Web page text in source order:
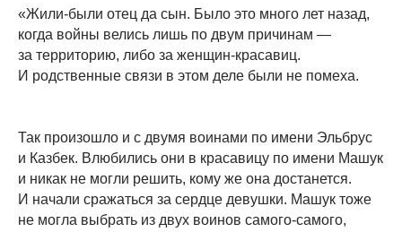
«Жили-были отец да сын. Было это много лет назад,
когда войны велись лишь по двум причинам —
за территорию, либо за женщин-красавиц.
И родственные связи в этом деле были не помеха.
Так произошло и с двумя воинами по имени Эльбрус
и Казбек. Влюбились они в красавицу по имени Машук
и никак не могли решить, кому же она достанется.
И начали сражаться за сердце девушки. Машук тоже
не могла выбрать из двух воинов самого-самого,